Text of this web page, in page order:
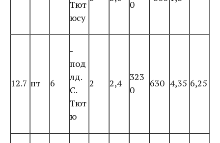
Тют
юсу
0
12.7 пт 6
-
под
лд.
С.
Тют
ю
2 2,4
323
0
630 4,35 6,25